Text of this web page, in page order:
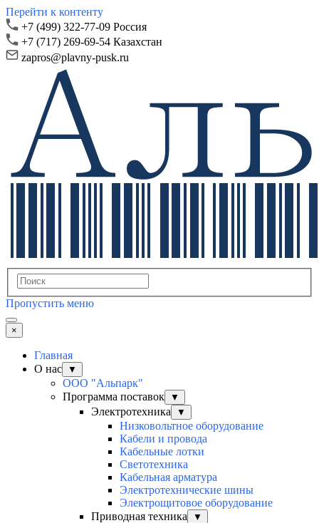
Перейти к контенту
+7 (499) 322-77-09 Россия
+7 (717) 269-69-54 Казахстан
zapros@plavny-pusk.ru
Пропустить меню
×
Главная
О нас
▼
ООО "Альпарк"
Программа поставок
▼
Электротехника ▼
Низковольтное оборудование
Кабели и провода
Кабельные лотки
Светотехника
Кабельная арматура
Электротехнические шины
Электрощитовое оборудование
Приводная техника
▼